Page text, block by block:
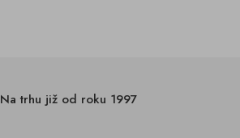
Na trhu již od roku 1997